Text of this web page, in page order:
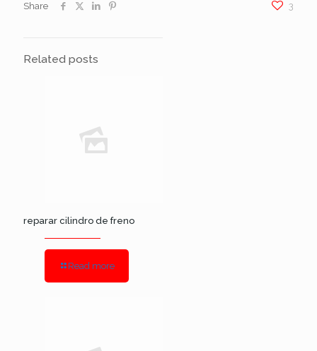
Share 3
Related posts
reparar cilindro de freno
Read more